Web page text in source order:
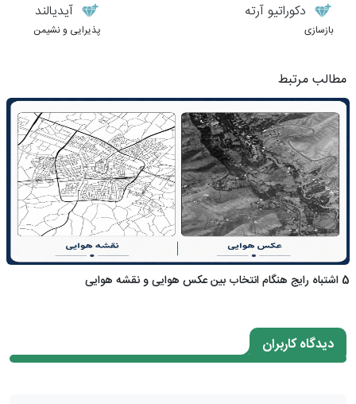
دکوراتیو آرته
بازسازی
آیدیالند
پذیرایی و نشیمن
مطالب مرتبط
5 اشتباه رایج هنگام انتخاب بین عکس هوایی و نقشه هوایی
دیدگاه کاربران